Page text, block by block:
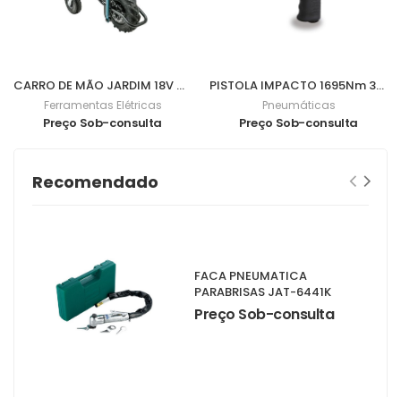
CARRO DE MÃO JARDIM 18V DCU180Z
Ferramentas Elétricas
Preço Sob-consulta
PISTOLA IMPACTO 1695Nm 3/4" 1928DA
Pneumáticas
Preço Sob-consulta
Recomendado
FACA PNEUMATICA
PARABRISAS JAT-6441K
Preço Sob-consulta